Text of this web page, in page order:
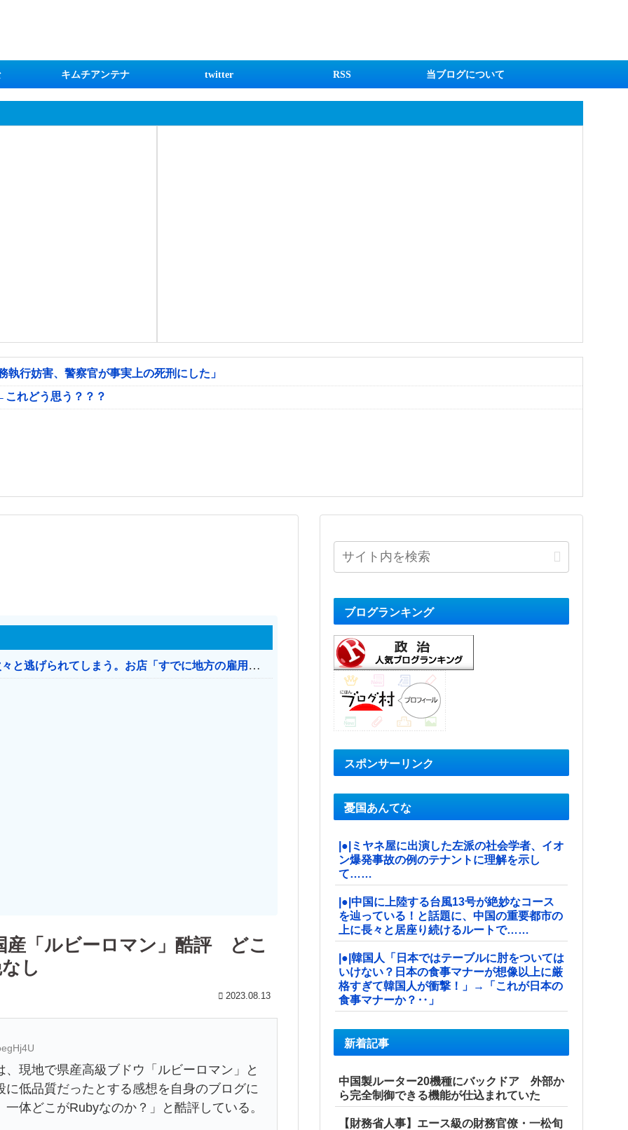
キムチアンテナ twitter RSS 当ブログについて
行妨害、警察官が事実上の死刑にした」
れどう思う？？？
日本のお店、時給1500円でもミャンマー人に次々と逃げられてしまう。お店「すでに地方の雇用は崩壊」
「ルビーロマン」酷評 どこ
し
2023.08.13
現地で県産高級ブドウ「ルビーロマン」と
低品質だったとする感想を自身のブログに
体どこがRubyなのか？」と酷評している。
ブログランキング
スポンサーリンク
憂国あんてな
|●|ミヤネ屋に出演した左派の社会学者、イオ
ン爆発事故の例のテナントに理解を示し
て……
|●|中国に上陸する台風13号が絶妙なコース
を辿っている！と話題に、中国の重要都市の
上に長々と居座り続けるルートで……
|●|韓国人「日本ではテーブルに肘をついては
いけない？日本の食事マナーが想像以上に厳
格すぎて韓国人が衝撃！」→「これが日本の
食事マナーか？‥」
新着記事
中国製ルーター20機種にバックドア 外部か
ら完全制御できる機能が仕込まれていた
【財務省人事】エース級の財務官僚・一松旬